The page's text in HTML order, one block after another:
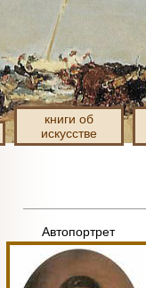
книги об
искусстве
Автопортрет